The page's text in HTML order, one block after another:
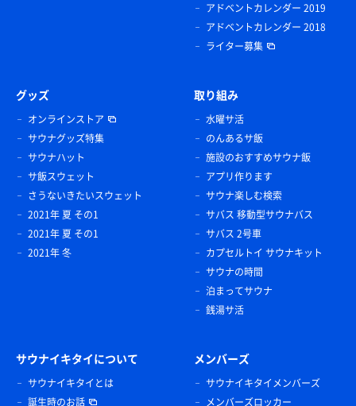
アドベントカレンダー 2019
アドベントカレンダー 2018
ライター募集
グッズ
オンラインストア
サウナグッズ特集
サウナハット
サ飯スウェット
さうないきたいスウェット
2021年 夏 その1
2021年 夏 その1
2021年 冬
取り組み
水曜サ活
のんあるサ飯
施設のおすすめサウナ飯
アプリ作ります
サウナ楽しむ検索
サバス 移動型サウナバス
サバス 2号車
カプセルトイ サウナキット
サウナの時間
泊まってサウナ
銭湯サ活
サウナイキタイについて
サウナイキタイとは
誕生時のお話
メンバーズ
サウナイキタイメンバーズ
メンバーズロッカー